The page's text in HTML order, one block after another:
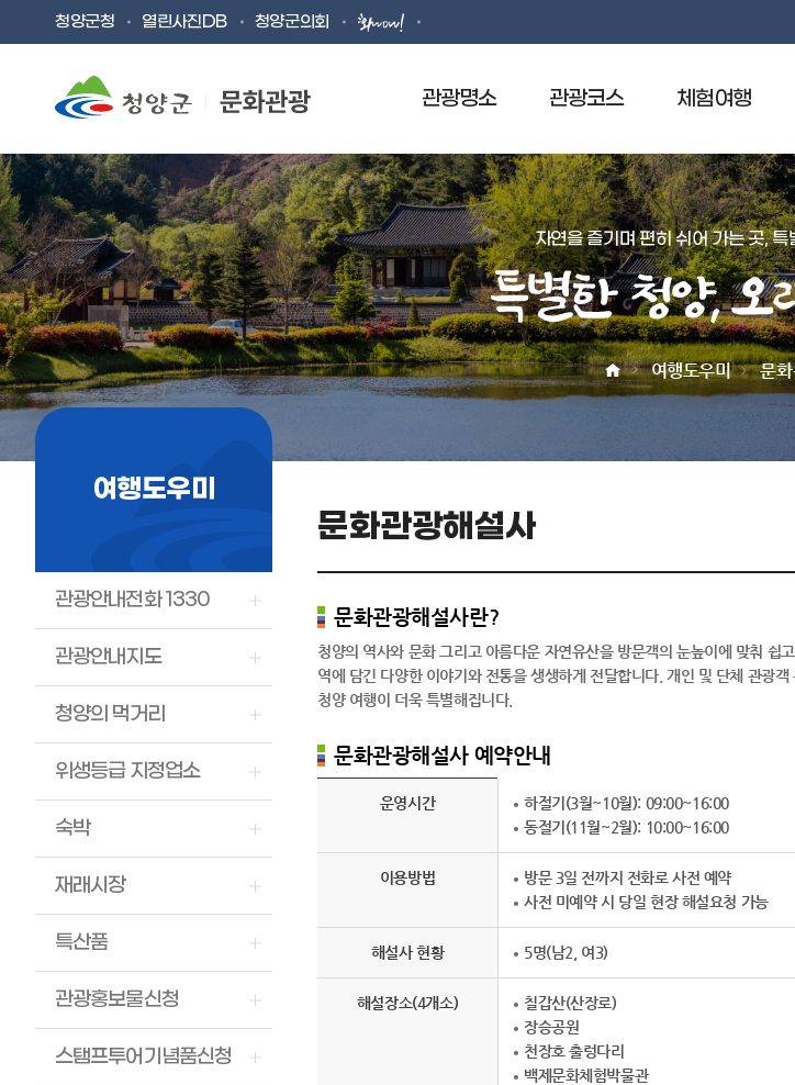
청양군청 열린사진DB 청양군의회
관광명소
청양대표관광지
칠갑산 등산로
남산녹색둘레길
한국의아름다운길100선
관광코스
BEST OF BEST 청양
ONLY 청양
TREND 청양
FOCUS 청양
STAY 청양
체험여행
휴양림
오토캠핑장
농촌체험휴양마을
정보화마을
청소년수련원
백제문화체험박물관
어린이백제체험관
목재문화·자연사 체험관
청양의축제
마을축제
자연을 즐기며 편히 쉬어 가는 곳,
특
별
한
청
,
남
추
억
여행도우미 문
여행도우미
관광안내전화 1330
관광안내지도
청양의 먹거리
위생등급 지정업소
숙박
재래시장
특산품
관광홍보물신청
스탬프투어기념품신청
문화관광해설사
문화관광해설사란?
청양의 역사와 문화 그리고 아름다운 자연유산을 방문객의 눈높이에 맞춰 쉽
역에 담긴 다양한 이야기와 전통을 생생하게 전달합니다. 개인 및 단체 관광
청양 여행이 더욱 특별해집니다.
문화관광해설사 예약안내
운영시간
하절기(3월~10월): 09:00~16:00
동절기(11월~2월): 10:00~16:00
이용방법
방문 3일 전까지 전화로 사전 예약
사전 미예약 시 당일 현장 해설요청 가능
해설사 현황 5명(남2, 여3)
해설장소(4개소)
칠갑산(산장로)
장승공원
천장호 출렁다리
백제문화체험박물관